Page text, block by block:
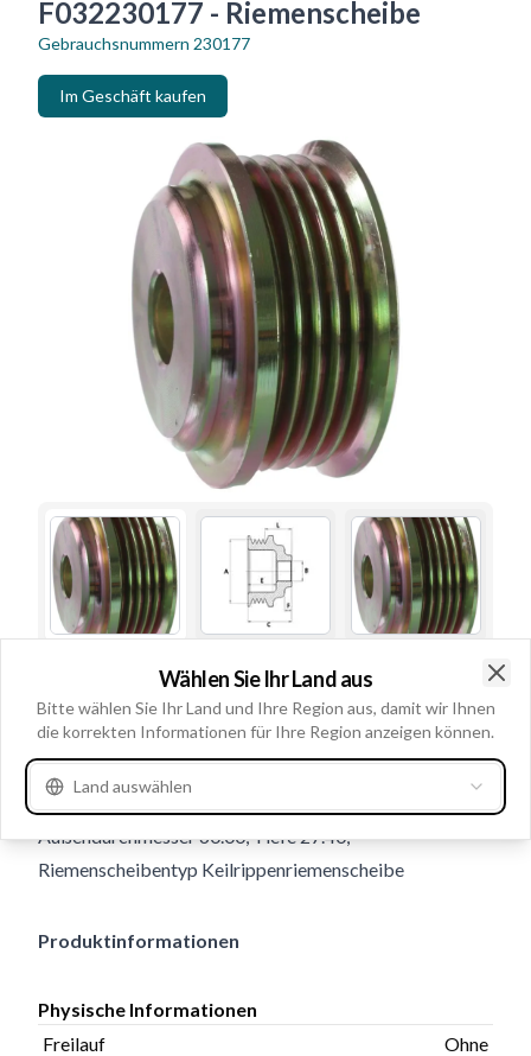
F032230177 - Riemenscheibe
Gebrauchsnummern 230177
Im Geschäft kaufen
Gebrauchsnummern 230177
Navigation
Freilauf Ohne, Spuren 5, Breite 34.10, Maß 1. Spur 15.00,
Abstand/Hinten 0.00, Bohrung Durchmesser 17.00,
Außendurchmesser 60.00, Tiefe 27.40,
Riemenscheibentyp Keilrippenriemenscheibe
Produktinformationen
Physische Informationen
Freilauf
Ohne
Wählen Sie Ihr Land aus
Bitte wählen Sie Ihr Land und Ihre Region aus, damit wir Ihnen
die korrekten Informationen für Ihre Region anzeigen können.
Land auswählen